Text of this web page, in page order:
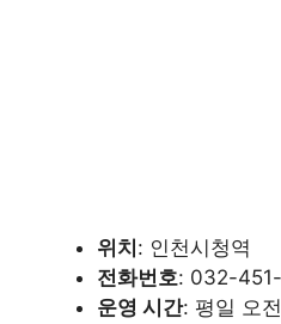
위치 : 인천시청역
전화번호: 032-
운영 시간: 평일 오